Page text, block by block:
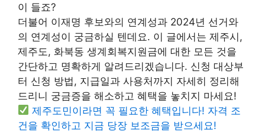
이 들죠?
더불어 이재명 후보와의 연계성과 2024년 선거와
의 연계성이 궁금하실 텐데요. 이 글에서는 제주시,
제주도, 화북동 생계회복지원금에 대한 모든 것을
간단하고 명확하게 알려드리겠습니다. 신청 대상부
터 신청 방법, 지급일과 사용처까지 자세히 정리해
드리니 궁금증을 해소하고 혜택을 놓치지 마세요!
제주도민이라면 꼭 필요한 혜택입니다! 자격 조
건을 확인하고 지금 당장 보조금을 받으세요!